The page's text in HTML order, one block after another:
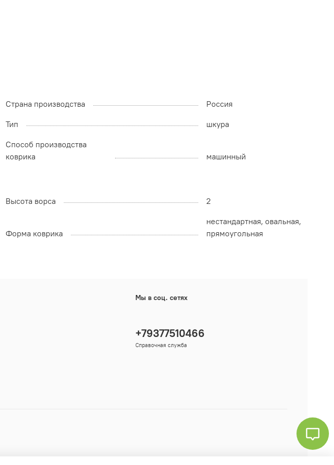
Страна производства
Россия
Тип шкура
Способ производства
коврика
машинный
Высота ворса 2
Форма коврика
нестандартная, овальная,
прямоугольная
Мы в соц. сетях
+79377510466
Справочная служба